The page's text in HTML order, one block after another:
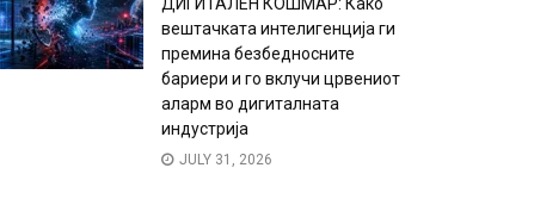
вештачката интелигенција ги
премина безбедносните
бариери и го вклучи црвениот
аларм во дигиталната
индустрија
JULY 31, 2026